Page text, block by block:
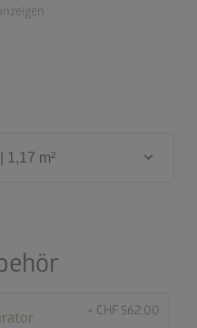
1,17 m² keyboard_arrow_down
+ CHF 562,00